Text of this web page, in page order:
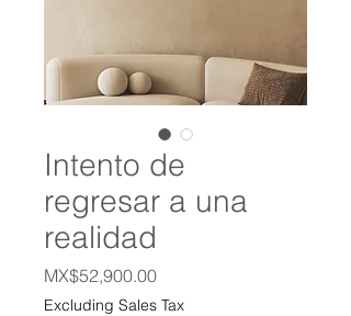
Intento de
regresar a una
realidad
MX$52,900.00Price
Excluding Sales Tax